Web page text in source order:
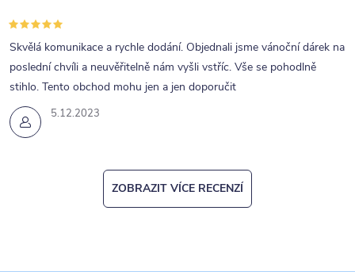
5.12.2023
Skvělá komunikace a rychle dodání. Objednali jsme vánoční dárek na
poslední chvíli a neuvěřitelně nám vyšli vstříc. Vše se pohodlně
stihlo. Tento obchod mohu jen a jen doporučit
ZOBRAZIT VÍCE RECENZÍ